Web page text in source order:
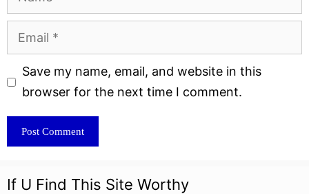
Email
Website
Save my name, email, and website in this
browser for the next time I comment.
If U Find This Site Worthy